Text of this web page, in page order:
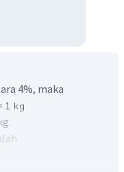
4%, maka